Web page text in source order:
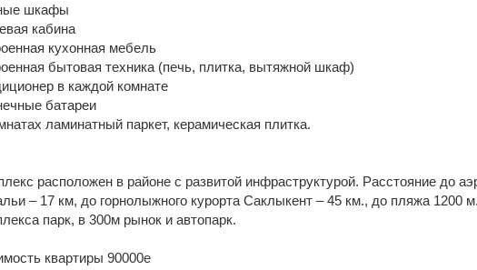
шкафы
кабина
кухонная мебель
бытовая техника (печь, плитка, вытяжной шкаф)
в каждой комнате
батареи
ламинатный паркет, керамическая плитка.
расположен в районе с развитой инфраструктурой. Расстояние до
– 17 км, до горнолыжного курорта Саклыкент – 45 км., до пляжа 1200
парк, в 300м рынок и автопарк.
квартиры 90000е